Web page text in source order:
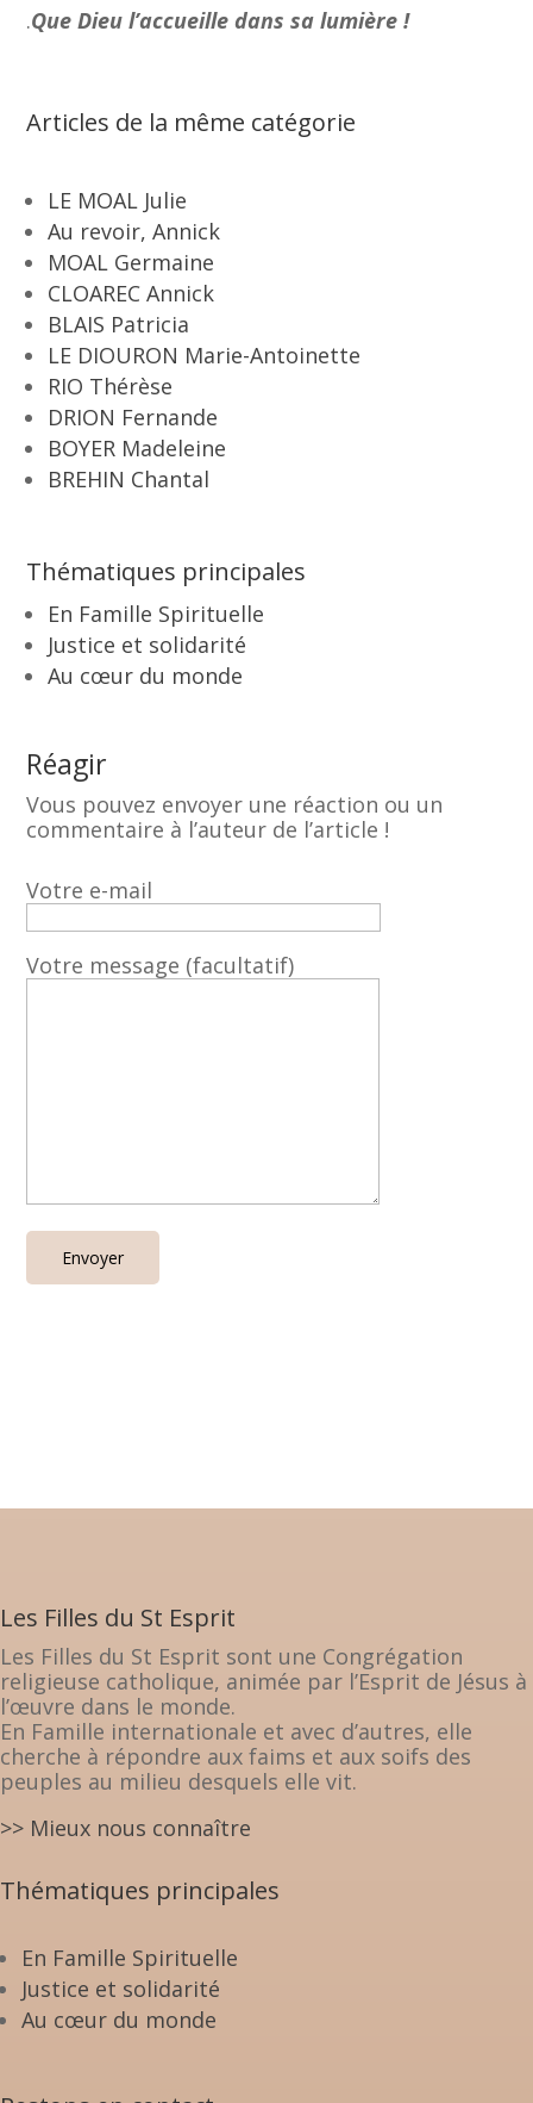
.Que Dieu l’accueille dans sa lumière !
Articles de la même catégorie
LE MOAL Julie
Au revoir, Annick
MOAL Germaine
CLOAREC Annick
BLAIS Patricia
LE DIOURON Marie-Antoinette
RIO Thérèse
DRION Fernande
BOYER Madeleine
BREHIN Chantal
Thématiques principales
En Famille Spirituelle
Justice et solidarité
Au cœur du monde
Réagir
Vous pouvez envoyer une réaction ou un
commentaire à l’auteur de l’article !
Votre e-mail
Votre message (facultatif)
Les Filles du St Esprit
Les Filles du St Esprit sont une Congrégation
religieuse catholique, animée par l’Esprit de Jésus à
l’œuvre dans le monde.
En Famille internationale et avec d’autres, elle
cherche à répondre aux faims et aux soifs des
peuples au milieu desquels elle vit.
>> Mieux nous connaître
Thématiques principales
En Famille Spirituelle
Justice et solidarité
Au cœur du monde